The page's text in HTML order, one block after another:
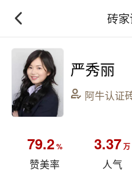
砖
严秀丽
阿牛认证
79.2%
赞美率
3.37万
人气